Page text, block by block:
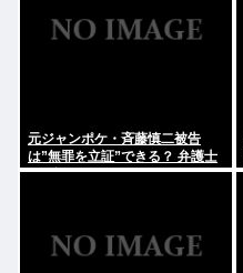
元ジャンポケ・斉藤慎二被告
は”無罪を立証”できる？ 弁護士
が解説